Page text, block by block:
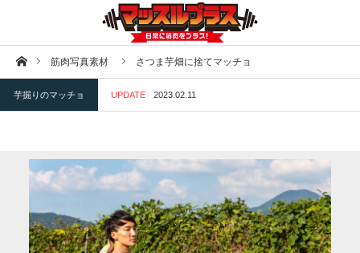
ホーム筋肉写真素材 さつま芋畑に捨てマッチョ
芋掘りのマッチョ UPDATE 2023.02.11